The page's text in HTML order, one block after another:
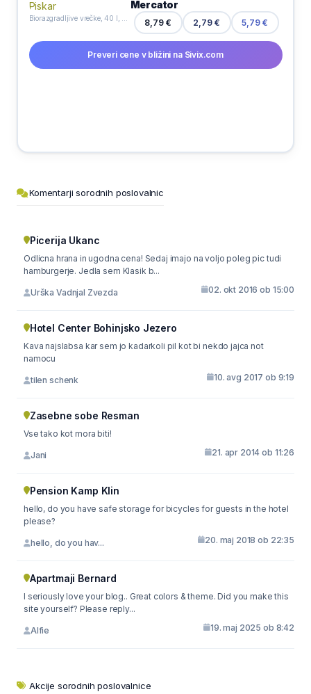
Mercator
8,79 € 2,79 € 5,79 €
Preveri cene v bližini na Sivix.com
Komentarji sorodnih poslovalnic
Picerija Ukanc
Odlicna hrana in ugodna cena! Sedaj imajo na voljo poleg pic tudi
hamburgerje. Jedla sem Klasik b...
Urška Vadnjal Zvezda 02. okt 2016 ob 15:00
Hotel Center Bohinjsko Jezero
Kava najslabsa kar sem jo kadarkoli pil kot bi nekdo jajca not
namocu
tilen schenk 10. avg 2017 ob 9:19
Zasebne sobe Resman
Vse tako kot mora biti!
Jani 21. apr 2014 ob 11:26
Pension Kamp Klin
hello, do you have safe storage for bicycles for guests in the hotel
please?
hello, do you hav... 20. maj 2018 ob 22:35
Apartmaji Bernard
I seriously love your blog.. Great colors & theme. Did you make this
site yourself? Please reply...
Alfie 19. maj 2025 ob 8:42
Akcije sorodnih poslovalnice